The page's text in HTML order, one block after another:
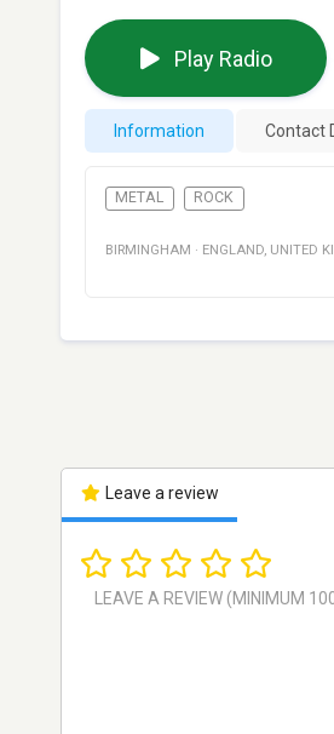
Play Radio
Information Contact
METAL ROCK
BIRMINGHAM · ENGLAND, UNITED
Leave a review